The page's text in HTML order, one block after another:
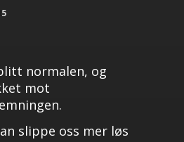
normalen, og
mot
slippe oss mer løs